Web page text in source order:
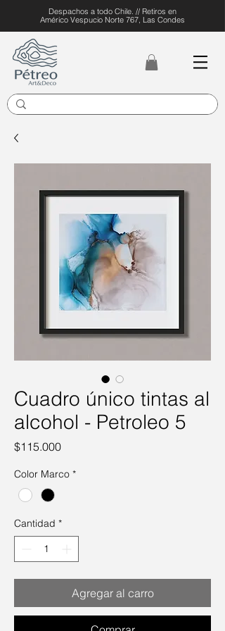
Despachos a todo Chile. // Retiros en
Américo Vespucio Norte 767, Las Condes
Cuadro único tintas al
alcohol - Petroleo 5
$115.000Precio
Color Marco *
Cantidad *
Agregar al carro